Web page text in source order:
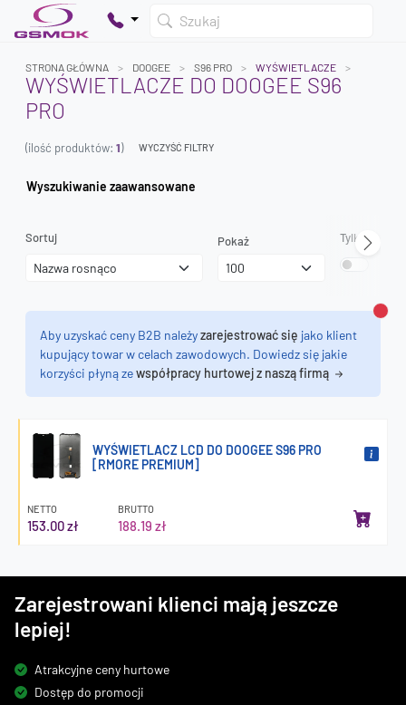
Szukaj
Dodaj produkty, aby kontynuować.
STRONA GŁÓWNA DOOGEE S96 PRO WYŚWIETLACZE
WYŚWIETLACZE DO DOOGEE S96
PRO
(ilość produktów: 1) WYCZYŚĆ FILTRY
Wyszukiwanie zaawansowane
Sortuj Pokaż Tylko
Aby uzyskać ceny B2B należyzarejestrować się jako klient
kupujący towar w celach zawodowych. Dowiedz się jakie
korzyści płyną zewspółpracy hurtowej z naszą firmą
WYŚWIETLACZ LCD DO DOOGEE S96 PRO
[RMORE PREMIUM]
NETTO
153.00 zł
BRUTTO
188.19 zł
Zarejestrowani klienci mają jeszcze
lepiej!
Atrakcyjne ceny hurtowe
Dostęp do promocji